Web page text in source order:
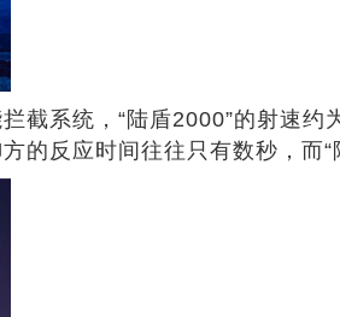
截系统，“陆盾2000”的射速
的反应时间往往只有数秒，而